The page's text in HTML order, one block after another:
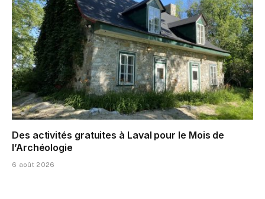
Des activités gratuites à Laval pour le Mois de
l’Archéologie
6 août 2026